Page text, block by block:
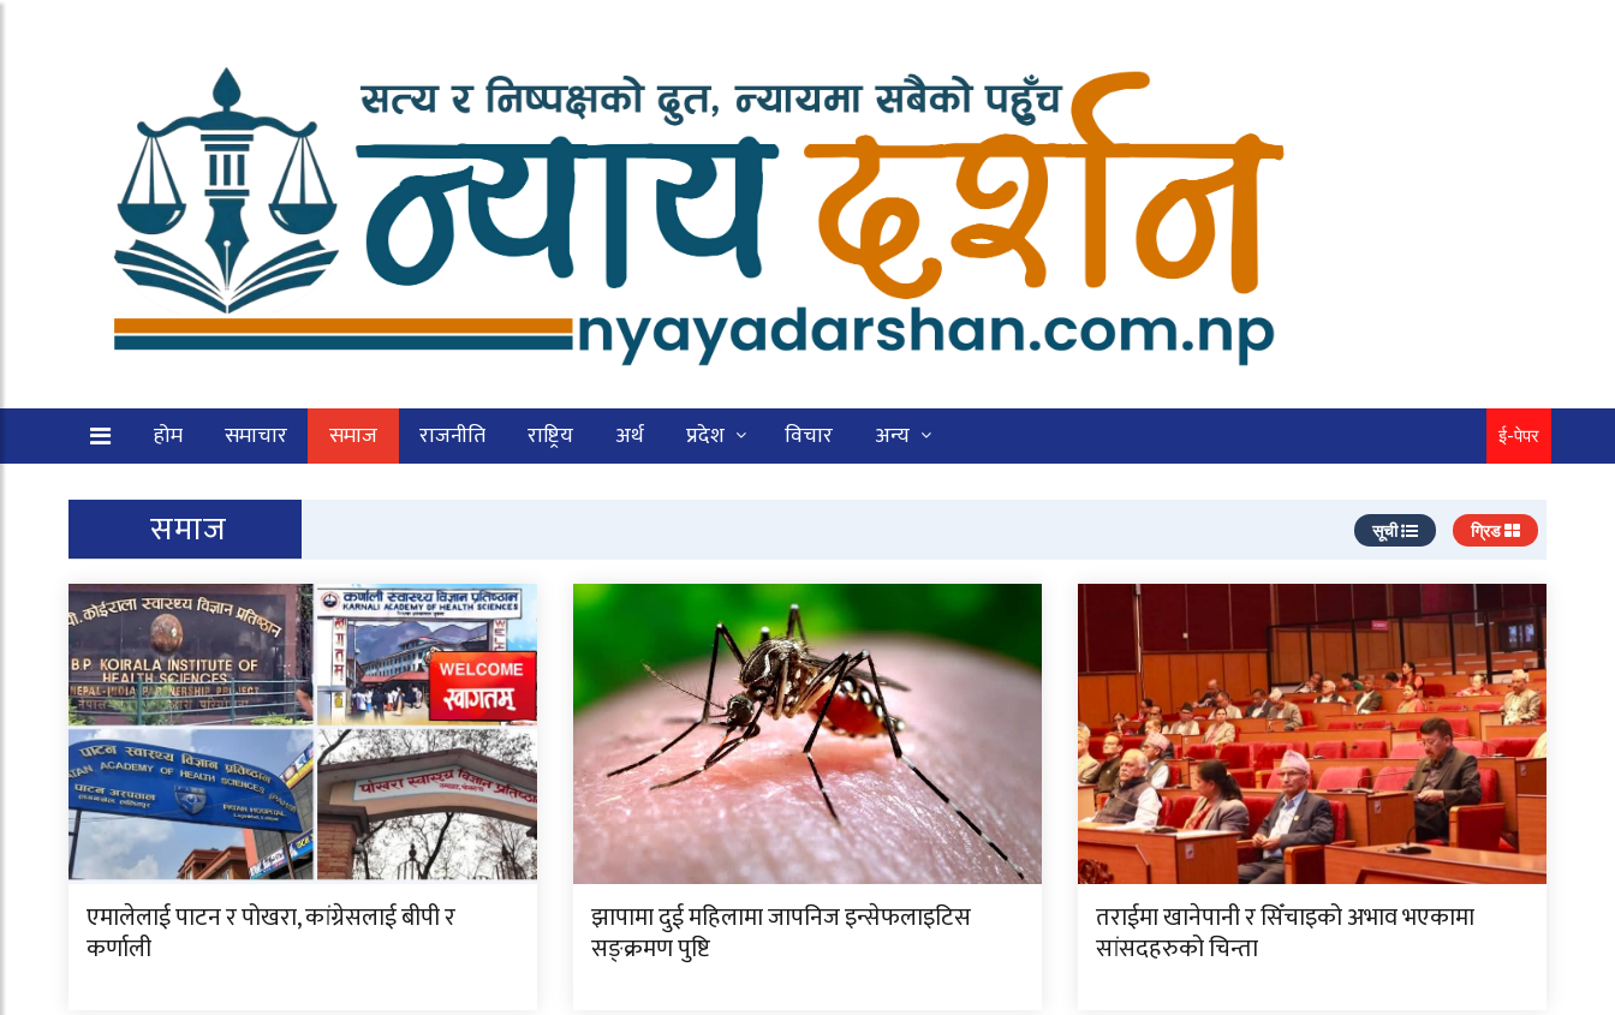
होम समाचार समाज राजनीति राष्ट्रिय अर्थ प्रदेश विचार अन्य ई-पेपर
समाज सूची ग्रिड
एमालेलाई पाटन र पोखरा, कांग्रेसलाई बीपी र
कर्णाली
झापामा दुई महिलामा जापनिज इन्सेफलाइटिस
सङ्क्रमण पुष्टि
तराईमा खानेपानी र सिँचाइको अभाव भएकामा
सांसदहरुको चिन्ता